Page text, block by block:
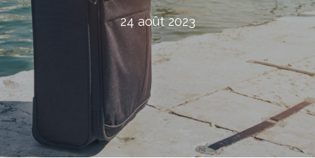
24 août 2023